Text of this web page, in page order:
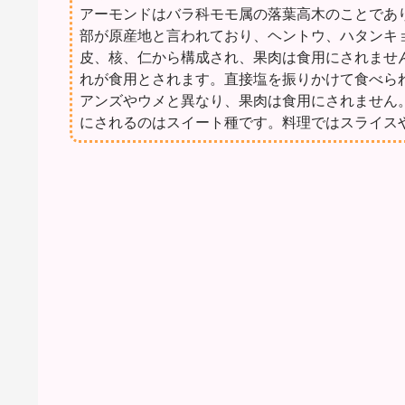
アーモンドはバラ科モモ属の落葉高木のことで
部が原産地と言われており、ヘントウ、ハタン
皮、核、仁から構成され、果肉は食用にされま
れが食用とされます。直接塩を振りかけて食べ
アンズやウメと異なり、果肉は食用にされませ
にされるのはスイート種です。料理ではスライス